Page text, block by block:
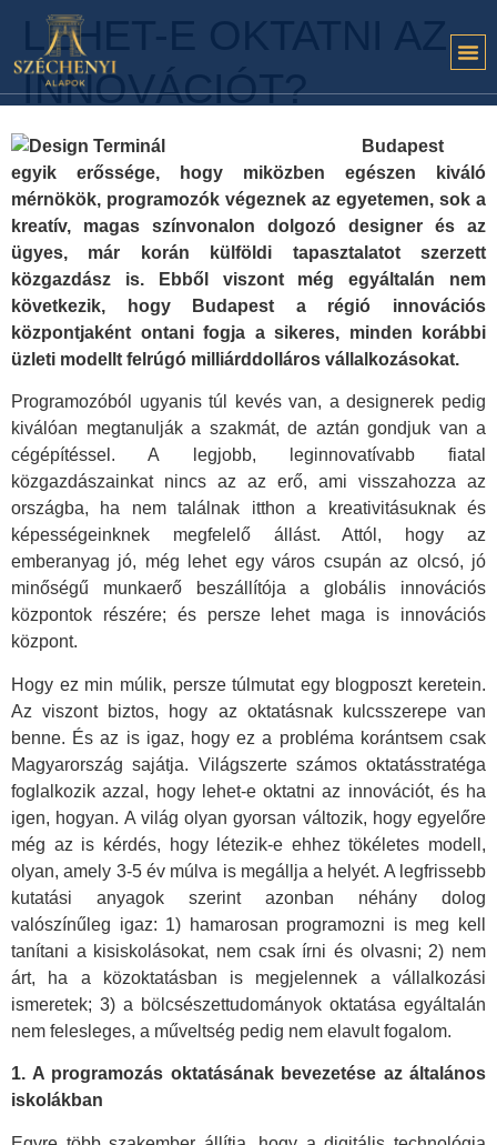
LEHET-E OKTATNI AZ
INNOVÁCIÓT?
Budapest
egyik erőssége, hogy miközben egészen kiváló
mérnökök, programozók végeznek az egyetemen, sok a
kreatív, magas színvonalon dolgozó designer és az
ügyes, már korán külföldi tapasztalatot szerzett
közgazdász is. Ebből viszont még egyáltalán nem
következik, hogy Budapest a régió innovációs
központjaként ontani fogja a sikeres, minden korábbi
üzleti modellt felrúgó milliárddolláros vállalkozásokat.
Programozóból ugyanis túl kevés van, a designerek pedig
kiválóan megtanulják a szakmát, de aztán gondjuk van a
cégépítéssel. A legjobb, leginnovatívabb fiatal
közgazdászainkat nincs az az erő, ami visszahozza az
országba, ha nem találnak itthon a kreativitásuknak és
képességeinknek megfelelő állást. Attól, hogy az
emberanyag jó, még lehet egy város csupán az olcsó, jó
minőségű munkaerő beszállítója a globális innovációs
központok részére; és persze lehet maga is innovációs
központ.
Hogy ez min múlik, persze túlmutat egy blogposzt keretein.
Az viszont biztos, hogy az oktatásnak kulcsszerepe van
benne. És az is igaz, hogy ez a probléma korántsem csak
Magyarország sajátja. Világszerte számos oktatásstratéga
foglalkozik azzal, hogy lehet-e oktatni az innovációt, és ha
igen, hogyan. A világ olyan gyorsan változik, hogy egyelőre
még az is kérdés, hogy létezik-e ehhez tökéletes modell,
olyan, amely 3-5 év múlva is megállja a helyét. A legfrissebb
kutatási anyagok szerint azonban néhány dolog
valószínűleg igaz: 1) hamarosan programozni is meg kell
tanítani a kisiskolásokat, nem csak írni és olvasni; 2) nem
árt, ha a közoktatásban is megjelennek a vállalkozási
ismeretek; 3) a bölcsészettudományok oktatása egyáltalán
nem felesleges, a műveltség pedig nem elavult fogalom.
1. A programozás oktatásának bevezetése az általános
iskolákban